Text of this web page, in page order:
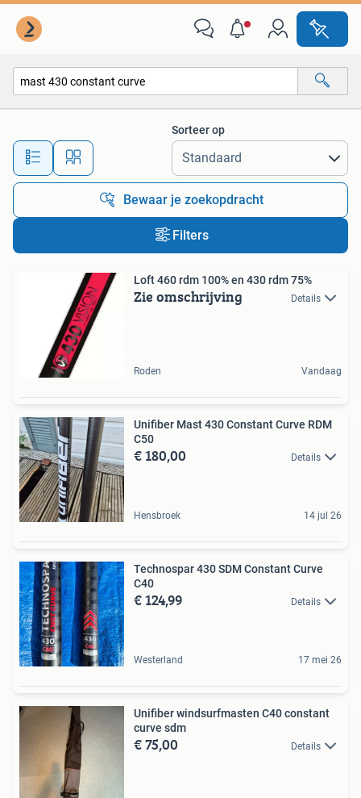
Alle afstanden…
Sorteer op
Bewaar je zoekopdracht
Filters
Loft 460 rdm 100% en 430 rdm 75%
Zie omschrijving Details
Roden Vandaag
Unifiber Mast 430 Constant Curve RDM
C50
€ 180,00 Details
Hensbroek 14 jul 26
Technospar 430 SDM Constant Curve
C40
€ 124,99 Details
Westerland 17 mei 26
Unifiber windsurfmasten C40 constant
curve sdm
€ 75,00 Details